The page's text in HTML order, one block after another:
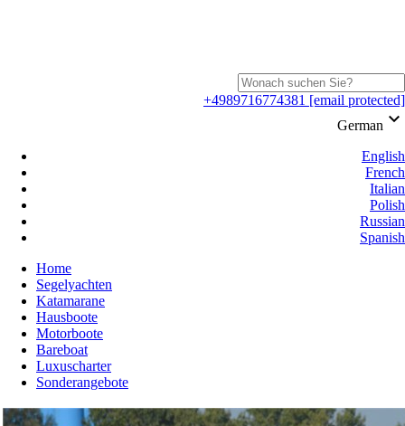
+4989716774381 [email protected]
German keyboard_arrow_down
English
French
Italian
Polish
Russian
Spanish
Home
Segelyachten
Katamarane
Hausboote
Motorboote
Bareboat
Luxuscharter
Sonderangebote